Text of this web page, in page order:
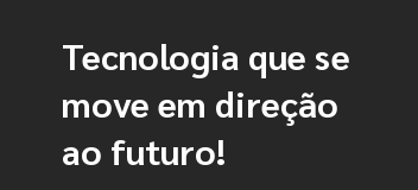
Tecnologia que se
move em direção
ao futuro!